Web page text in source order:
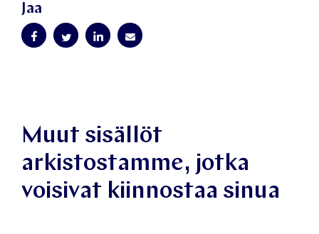
Jaa
Muut sisällöt
arkistostamme, jotka
voisivat kiinnostaa sinua